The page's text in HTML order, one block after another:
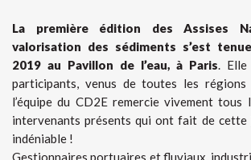
La première édition des Assises
valorisation des sédiments s’est
2019 au Pavillon de l’eau, à Paris. Elle
participants, venus de toutes les régions
l’équipe du CD2E remercie vivement
intervenants présents qui ont fait de cette
indéniable !
Gestionnaires portuaires et fluviaux,